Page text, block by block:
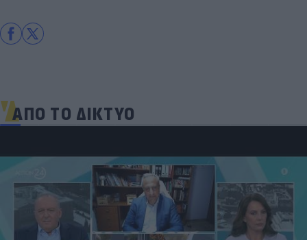
ΑΠΟ ΤΟ ΔΙΚΤΥΟ